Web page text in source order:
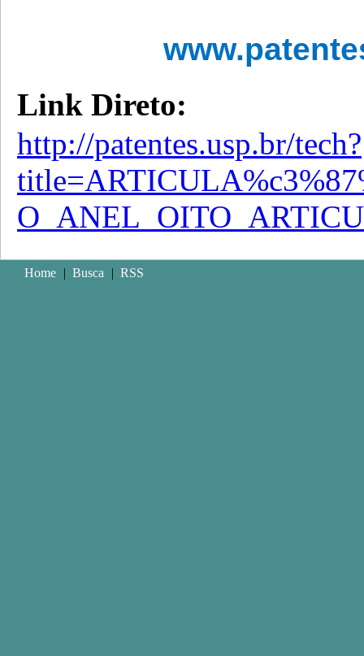
Link Direto:
http://patentes.usp.br/tech?
Home | Busca | RSS